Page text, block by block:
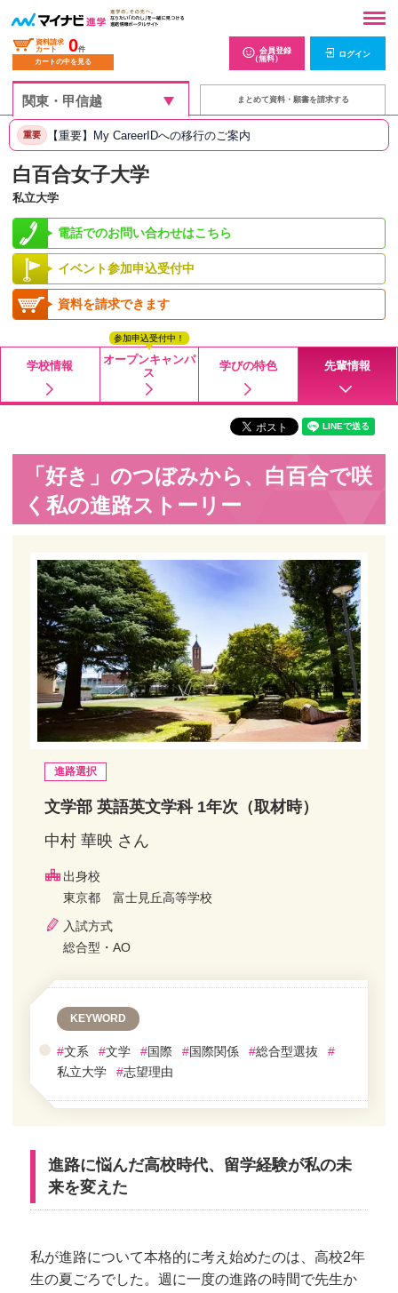
資料請求
カート
0件
カートの中を見る
会員登録
（無料）
ログイン
まとめて資料・願書を請求する
重要 【重要】My CareerIDへの移行のご案内
白百合女子大学
私立大学
電話でのお問い合わせはこちら
イベント参加申込受付中
資料を請求できます
学校情報
オープンキャンパ
ス
参加申込受付中！
学びの特色 先輩情報
「好き」のつぼみから、白百合で咲
く私の進路ストーリー
進路選択
文学部 英語英文学科 1年次（取材時）
中村 華映 さん
出身校
東京都 富士見丘高等学校
入試方式
総合型・AO
KEYWORD
#文系 #文学 #国際 #国際関係 #総合型選抜
#
私立大学
#志望理由
進路に悩んだ高校時代、留学経験が私の未
来を変えた
私が進路について本格的に考え始めたのは、高校2年
生の夏ごろでした。週に一度の進路の時間で先生か